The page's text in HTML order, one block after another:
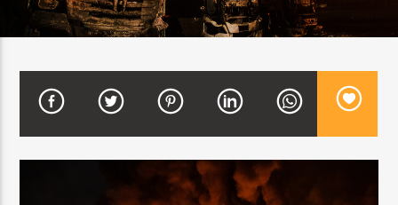
CURRENT TRACK
ARTIST
CURRENT SHOW
DJ MIX
2:00 AM